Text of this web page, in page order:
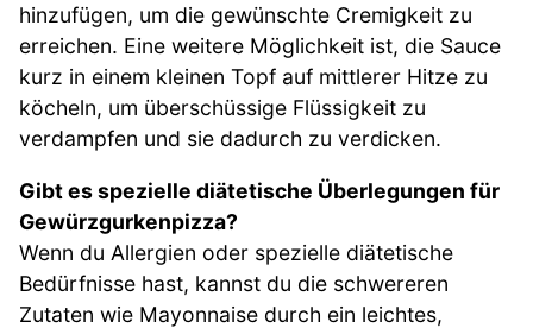
hinzufügen, um die gewünschte Cremigkeit zu
erreichen. Eine weitere Möglichkeit ist, die Sauce
kurz in einem kleinen Topf auf mittlerer Hitze zu
köcheln, um überschüssige Flüssigkeit zu
verdampfen und sie dadurch zu verdicken.
Gibt es spezielle diätetische Überlegungen für
Gewürzgurkenpizza?
Wenn du Allergien oder spezielle diätetische
Bedürfnisse hast, kannst du die schwereren
Zutaten wie Mayonnaise durch ein leichtes,